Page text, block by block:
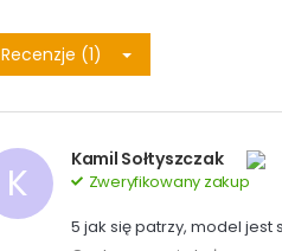
Recenzje (1)
K Kamil Sołtyszczak
Zweryfikowany zakup
5 jak się patrzy, model jest